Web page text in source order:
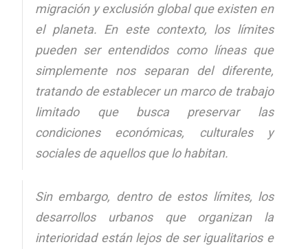
migración y exclusión global que existen en
el planeta. En este contexto, los límites
pueden ser entendidos como líneas que
simplemente nos separan del diferente,
tratando de establecer un marco de trabajo
limitado que busca preservar las
condiciones económicas, culturales y
sociales de aquellos que lo habitan.
Sin embargo, dentro de estos límites, los
desarrollos urbanos que organizan la
interioridad están lejos de ser igualitarios e